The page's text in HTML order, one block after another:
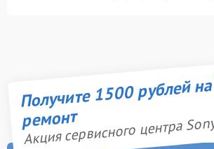
Получите 1500 рублей на
ремонт
Акция сервисного центра